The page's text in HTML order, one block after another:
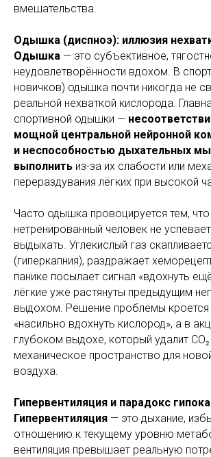
вмешательства.
Одышка (диспноэ): иллюзия
Одышка — это субъективное,
неудовлетворённости вдохом. В
новичков) одышка почти никогда не
реальной нехваткой кислорода.
спортивной одышки —
мощной центральной нейронной
и неспособностью дыхательных
выполнить из-за их слабости или
перераздувания лёгких при высокой
Часто одышка провоцируется тем, что
нетренированный человек не
выдыхать. Углекислый газ
(гиперкапния), раздражает
панике посылает сигнал «вдохнуть
лёгкие уже растянуты предыдущим
выдохом. Решение проблемы кроется
«насильно вдохнуть кислород», а в
глубоком выдохе, который удалит
механическое пространство для
воздуха.
Гипервентиляция и парадокс
Гипервентиляция — это дыхание,
отношению к текущему уровню
вентиляция превышает реальную